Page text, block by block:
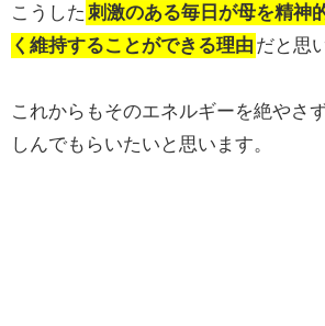
こうした 刺激のある毎日が母を精神
く維持することができる理由 だと思
これからもそのエネルギーを絶やさ
しんでもらいたいと思います。